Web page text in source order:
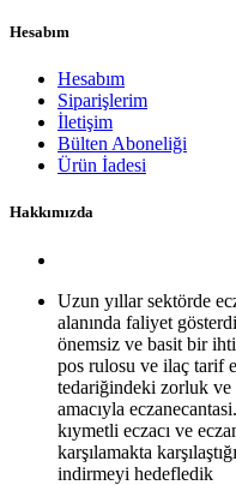
Hesabım
Hesabım
Siparişlerim
İletişim
Bülten Aboneliği
Ürün İadesi
Hakkımızda
Uzun yıllar sektörde
alanında faliyet
önemsiz ve basit bir
pos rulosu ve ilaç tarif
tedariğindeki zorluk ve
amacıyla
kıymetli eczacı ve
karşılamakta
indirmeyi hedefledik